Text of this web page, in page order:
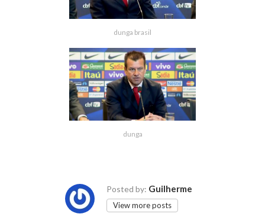
dunga brasil
dunga
Posted by: Guilherme
View more posts